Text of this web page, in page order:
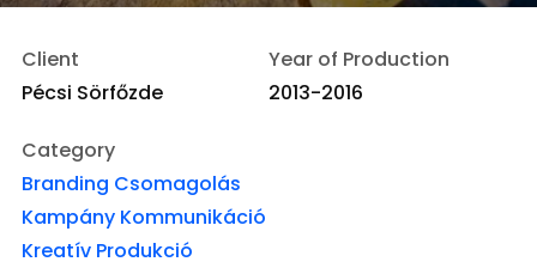
Client
Pécsi Sörfőzde
Year of Production
2013-2016
Category
Branding Csomagolás
Kampány Kommunikáció
Kreatív Produkció